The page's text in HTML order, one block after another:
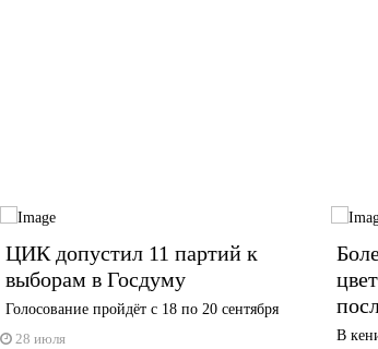
ЦИК допустил 11 партий к
выборам в Госдуму
Голосование пройдёт с 18 по 20 сентября
28 июля
В